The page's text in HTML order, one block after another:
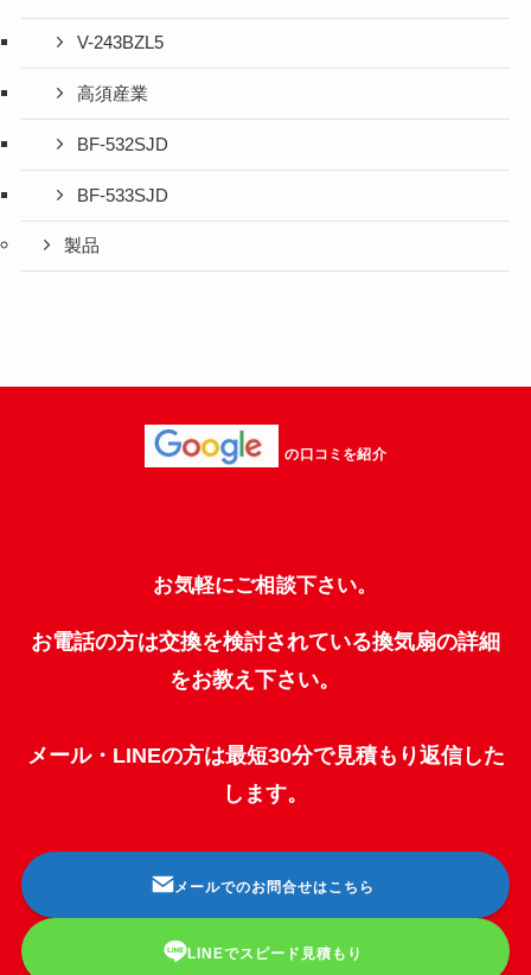
V-243BZL5
高須産業
BF-532SJD
BF-533SJD
製品
の口コミを紹介
お気軽にご相談下さい。
お電話の方は交換を検討されている換気扇の詳細
をお教え下さい。
メール・LINEの方は最短30分で見積もり返信した
します。
メールでのお問合せはこちら
LINEでスピード見積もり